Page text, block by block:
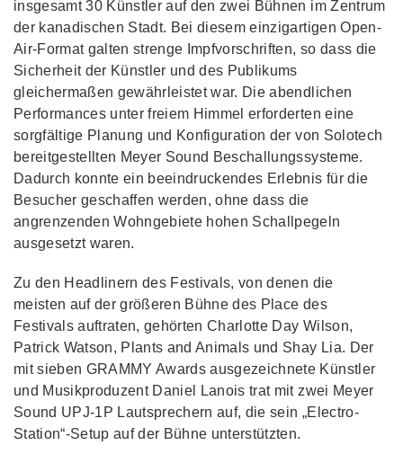
insgesamt 30 Künstler auf den zwei Bühnen im Zentrum
der kanadischen Stadt. Bei diesem einzigartigen Open-
Air-Format galten strenge Impfvorschriften, so dass die
Sicherheit der Künstler und des Publikums
gleichermaßen gewährleistet war. Die abendlichen
Performances unter freiem Himmel erforderten eine
sorgfältige Planung und Konfiguration der von Solotech
bereitgestellten Meyer Sound Beschallungssysteme.
Dadurch konnte ein beeindruckendes Erlebnis für die
Besucher geschaffen werden, ohne dass die
angrenzenden Wohngebiete hohen Schallpegeln
ausgesetzt waren.
Zu den Headlinern des Festivals, von denen die
meisten auf der größeren Bühne des Place des
Festivals auftraten, gehörten Charlotte Day Wilson,
Patrick Watson, Plants and Animals und Shay Lia. Der
mit sieben GRAMMY Awards ausgezeichnete Künstler
und Musikproduzent Daniel Lanois trat mit zwei Meyer
Sound UPJ-1P Lautsprechern auf, die sein „Electro-
Station“-Setup auf der Bühne unterstützten.